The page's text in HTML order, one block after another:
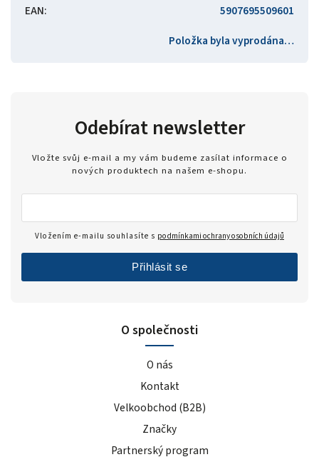
EAN:
5907695509601
Položka byla vyprodána…
O společnosti
O nás
Kontakt
Velkoobchod (B2B)
Značky
Partnerský program
Odebírat newsletter
Vložte svůj e-mail a my vám budeme zasílat informace o
nových produktech na našem e-shopu.
Vložením e-mailu souhlasíte s podmínkami ochrany osobních údajů
Přihlásit se